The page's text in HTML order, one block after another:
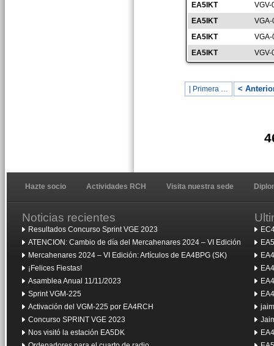
EA5IKT
VGV-
EA5IKT
EA5IKT
EA5IKT
VGV-
| Primera … <
Hazte socio Actividades RCH Visita nuestra sede
Noticias recientes
Resultados Concurso Sprint VGE 2023
ATENCION: Cambio de día del Mercahenares 2024 – VI Edición
Mercahenares 2024 – VI Edición: Artículos de EA4BPG (SK)
¡Felices Fiestas!
Asamblea Anual 11/11/2023
Sprint VGM-225
Activación del VGM-225 por EA4RCH
Concurso SPRINT VGE 2023
Nos visitó la estación EA5DK